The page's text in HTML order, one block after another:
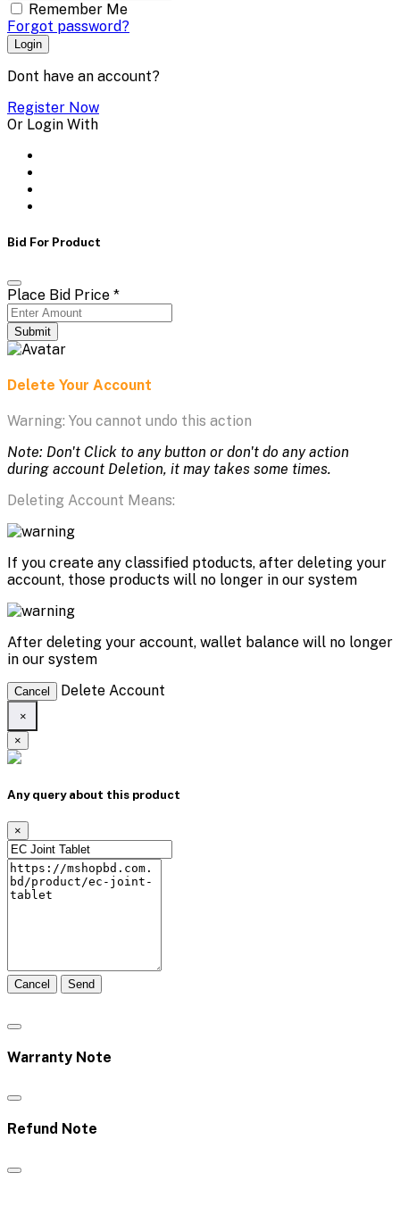
Remember Me
Forgot password?
Login
Dont have an account?
Register Now
Or Login With
Bid For Product
Place Bid Price *
Submit
Delete Your Account
Warning: You cannot undo this action
Note: Don't Click to any button or don't do any action
during account Deletion, it may takes some times.
Deleting Account Means:
If you create any classified ptoducts, after deleting your
account, those products will no longer in our system
After deleting your account, wallet balance will no longer
in our system
Cancel Delete Account
×
×
Any query about this product
×
Cancel Send
Warranty Note
Refund Note